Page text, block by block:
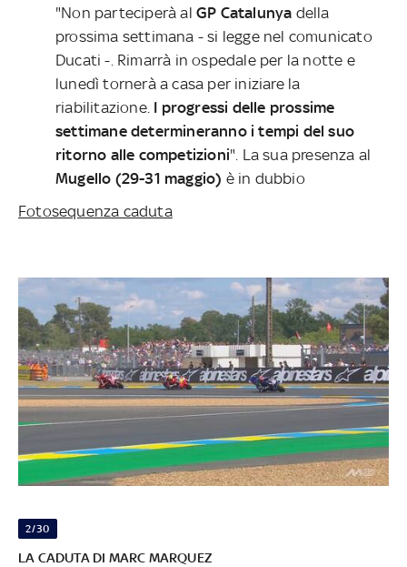
"Non parteciperà al GP Catalunya della
prossima settimana - si legge nel comunicato
Ducati -. Rimarrà in ospedale per la notte e
lunedì tornerà a casa per iniziare la
riabilitazione. I progressi delle prossime
settimane determineranno i tempi del suo
ritorno alle competizioni". La sua presenza al
Mugello (29-31 maggio) è in dubbio
Fotosequenza caduta
2/30
LA CADUTA DI MARC MARQUEZ